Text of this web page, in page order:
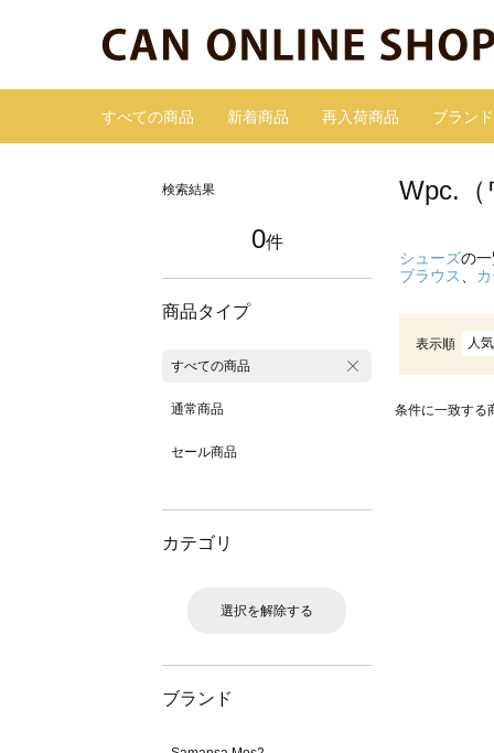
すべての商品 新着商品 再入荷商品 ブランド
検索結果
0件
商品タイプ
すべての商品
通常商品
セール商品
カテゴリ
選択を解除する
ブランド
Wpc.
シューズの
ブラウス
表示順 人
条件に一致する